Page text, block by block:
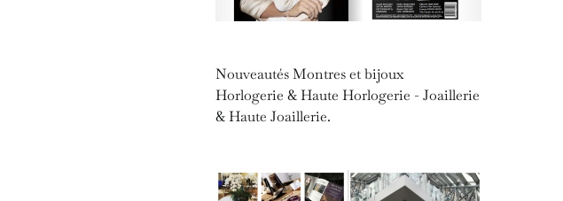
Nouveautés Montres et bijoux
Horlogerie & Haute Horlogerie - Joaillerie
& Haute Joaillerie.